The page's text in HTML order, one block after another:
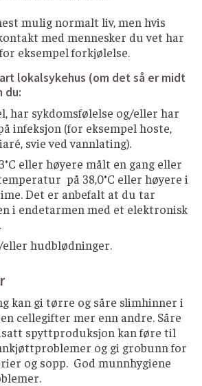
mulig normalt liv, men hvis
med mennesker du vet har
eksempel forkjølelse.
lokalsykehus (om det så er midt
du:
har sykdomsfølelse og/eller har
infeksjon (for eksempel hoste,
svie ved vannlating).
eller høyere målt en gang eller
på 38,0°C eller høyere i
Det er anbefalt at du tar
i endetarmen med et elektronisk
eller hudblødninger.
kan gi tørre og såre slimhinner i
cellegifter mer enn andre. Såre
spyttproduksjon kan føre til
og gi grobunn for
og sopp. God munnhygiene